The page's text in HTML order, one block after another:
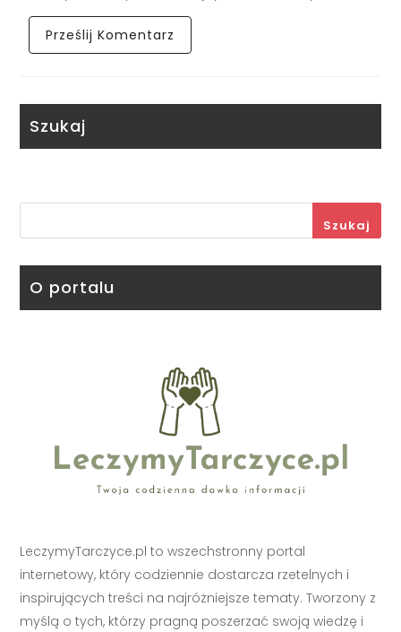
Szukaj
Szukaj
O portalu
LeczymyTarczyce.pl to wszechstronny portal
internetowy, który codziennie dostarcza rzetelnych i
inspirujących treści na najróżniejsze tematy. Tworzony z
myślą o tych, którzy pragną poszerzać swoją wiedzę i